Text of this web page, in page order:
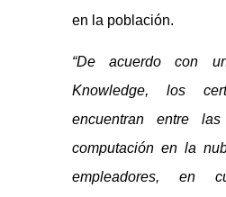
en la población.
“De acuerdo con
Knowledge, los
encuentran entre
computación en la
empleadores, en